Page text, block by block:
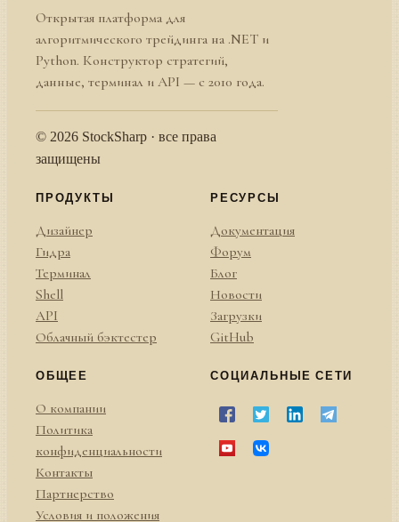
Открытая платформа для
алгоритмического трейдинга на .NET и
Python. Конструктор стратегий,
данные, терминал и API — с 2010 года.
© 2026 StockSharp · все права
защищены
ПРОДУКТЫ
Дизайнер
Гидра
Терминал
Shell
API
Облачный бэктестер
РЕСУРСЫ
Документация
Форум
Блог
Новости
Загрузки
GitHub
ОБЩЕЕ
О компании
Политика
конфиденциальности
Контакты
Партнерство
Условия и положения
СОЦИАЛЬНЫЕ СЕТИ